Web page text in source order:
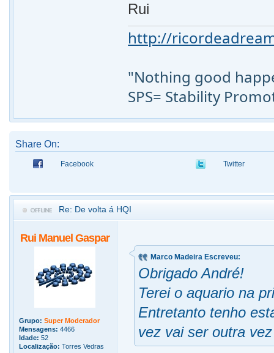
Rui
http://
"Nothing good
SPS= Stability
Share On:
Facebook Twitter
Re: De volta á HQI
Rui Manuel Gaspar
Grupo: Super Moderador
Mensagens: 4466
Idade: 52
Localização: Torres Vedras
Marco Madeira Escreveu:
Obrigado André!
Terei o aquario na
Entretanto tenho
vez vai ser outra